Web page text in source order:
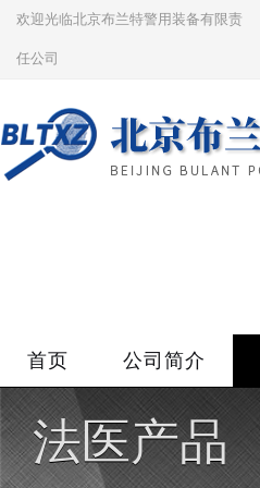
欢迎光临北京布兰特警用装备有限责
任公司
首页 公司简介
法医产品